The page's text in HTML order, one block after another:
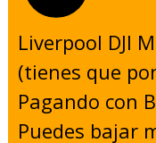
Liverpool DJI
(tienes que
Pagando con
Puedes bajar